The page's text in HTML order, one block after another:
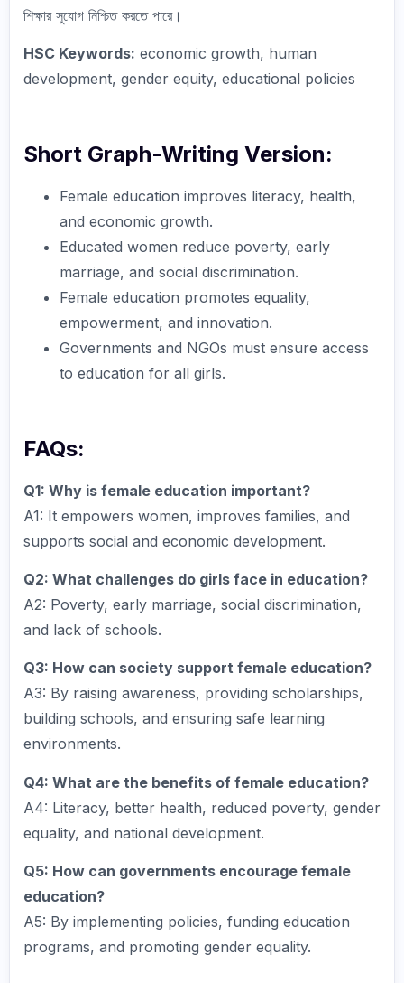
শিক্ষার সুযোগ নিশ্চিত করতে পারে।
HSC Keywords: economic growth, human
development, gender equity, educational policies
Short Graph-Writing Version:
Female education improves literacy, health,
and economic growth.
Educated women reduce poverty, early
marriage, and social discrimination.
Female education promotes equality,
empowerment, and innovation.
Governments and NGOs must ensure access
to education for all girls.
FAQs:
Q1: Why is female education important?
A1: It empowers women, improves families, and
supports social and economic development.
Q2: What challenges do girls face in education?
A2: Poverty, early marriage, social discrimination,
and lack of schools.
Q3: How can society support female education?
A3: By raising awareness, providing scholarships,
building schools, and ensuring safe learning
environments.
Q4: What are the benefits of female education?
A4: Literacy, better health, reduced poverty, gender
equality, and national development.
Q5: How can governments encourage female
education?
A5: By implementing policies, funding education
programs, and promoting gender equality.